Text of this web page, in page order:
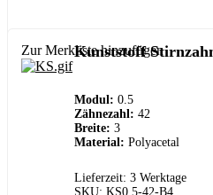
Zur Merkliste hinzufügen
Kunststoff
Modul: 0.5
Zähnezahl: 42
Breite: 3
Material: Polyacetal
Lieferzeit: 3 Werktage
SKU: KS0.5-42-B4